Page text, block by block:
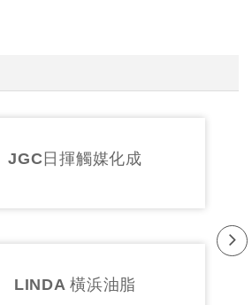
SHOWA 昭和真空
Ne